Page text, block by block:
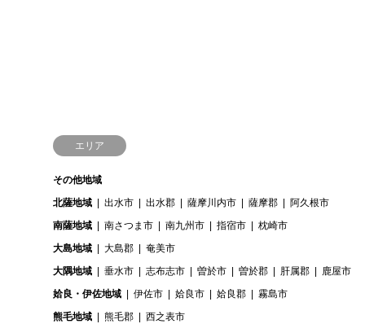
エリア
その他地域
北薩地域
出水市 出水郡 薩摩川内市 薩摩郡
阿久根市
南薩地域
南さつま市 南九州市 指宿市
枕崎市
大島地域
大島郡
奄美市
大隅地域
垂水市 志布志市 曽於市 曽於郡 肝属郡
鹿屋市
姶良・伊佐地域
伊佐市 姶良市 姶良郡
霧島市
熊毛地域
熊毛郡
西之表市